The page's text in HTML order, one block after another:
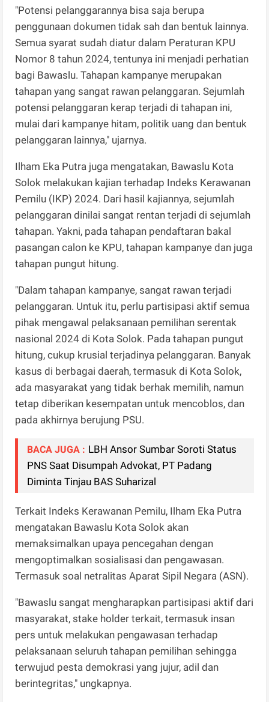
"Potensi pelanggarannya bisa saja berupa
penggunaan dokumen tidak sah dan bentuk lainnya.
Semua syarat sudah diatur dalam Peraturan KPU
Nomor 8 tahun 2024, tentunya ini menjadi perhatian
bagi Bawaslu. Tahapan kampanye merupakan
tahapan yang sangat rawan pelanggaran. Sejumlah
potensi pelanggaran kerap terjadi di tahapan ini,
mulai dari kampanye hitam, politik uang dan bentuk
pelanggaran lainnya," ujarnya.
Ilham Eka Putra juga mengatakan, Bawaslu Kota
Solok melakukan kajian terhadap Indeks Kerawanan
Pemilu (IKP) 2024. Dari hasil kajiannya, sejumlah
pelanggaran dinilai sangat rentan terjadi di sejumlah
tahapan. Yakni, pada tahapan pendaftaran bakal
pasangan calon ke KPU, tahapan kampanye dan juga
tahapan pungut hitung.
"Dalam tahapan kampanye, sangat rawan terjadi
pelanggaran. Untuk itu, perlu partisipasi aktif semua
pihak mengawal pelaksanaan pemilihan serentak
nasional 2024 di Kota Solok. Pada tahapan pungut
hitung, cukup krusial terjadinya pelanggaran. Banyak
kasus di berbagai daerah, termasuk di Kota Solok,
ada masyarakat yang tidak berhak memilih, namun
tetap diberikan kesempatan untuk mencoblos, dan
pada akhirnya berujung PSU.
BACA JUGA : LBH Ansor Sumbar Soroti Status
PNS Saat Disumpah Advokat, PT Padang
Diminta Tinjau BAS Suharizal
Terkait Indeks Kerawanan Pemilu, Ilham Eka Putra
mengatakan Bawaslu Kota Solok akan
memaksimalkan upaya pencegahan dengan
mengoptimalkan sosialisasi dan pengawasan.
Termasuk soal netralitas Aparat Sipil Negara (ASN).
"Bawaslu sangat mengharapkan partisipasi aktif dari
masyarakat, stake holder terkait, termasuk insan
pers untuk melakukan pengawasan terhadap
pelaksanaan seluruh tahapan pemilihan sehingga
terwujud pesta demokrasi yang jujur, adil dan
berintegritas," ungkapnya.